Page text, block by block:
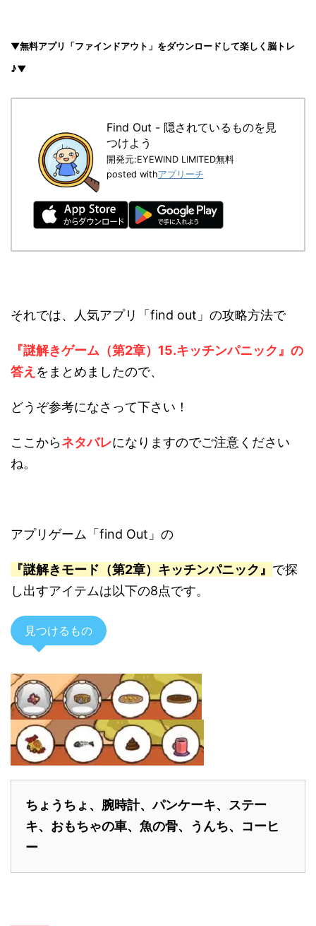
▼無料アプリ「ファインドアウト」をダウンロードして楽しく脳トレ
♪▼
Find Out - 隠されているものを見
つけよう
開発元:EYEWIND LIMITED無料
posted withアプリーチ
それでは、人気アプリ「find out」の攻略方法で
『謎解きゲーム（第2章）15.キッチンパニック』の
答え をまとめましたので、
どうぞ参考になさって下さい！
ここからネタバレになりますのでご注意ください
ね。
アプリゲーム「find Out」の
『謎解きモード（第2章）キッチンパニック』 で探
し出すアイテムは以下の8点です。
見つけるもの
ちょうちょ、腕時計、パンケーキ、ステー
キ、おもちゃの車、魚の骨、うんち、コーヒ
ー